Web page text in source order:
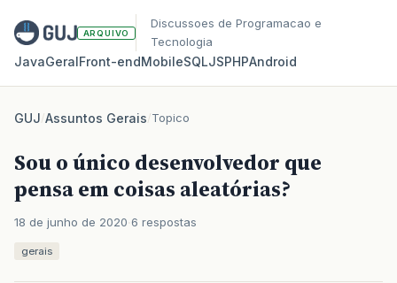
ARQUIVO
Discussoes de Programacao e
Tecnologia
JavaGeralFront‑endMobileSQLJSPHPAndroid
GUJ/Assuntos Gerais/Topico
Sou o único desenvolvedor que
pensa em coisas aleatórias?
18 de junho de 2020 6 respostas
gerais